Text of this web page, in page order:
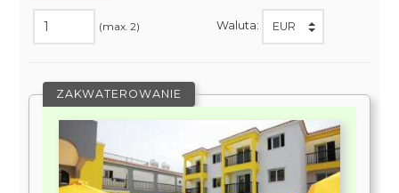
(max. 2) Waluta:
ZAKWATEROWANIE